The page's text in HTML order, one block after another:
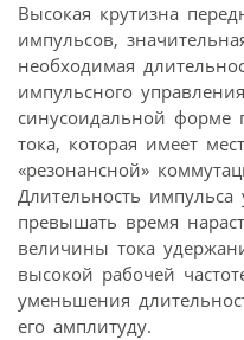
Высокая крутизна
импульсов,
необходимая
импульсного
синусоидальной форме
тока, которая имеет
«резонансной»
Длительность
превышать время
величины тока
высокой рабочей
уменьшения
его амплитуду.